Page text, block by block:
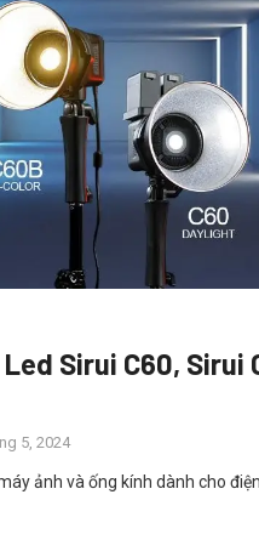
Sirui C60, Sirui
5, 2024
ảnh và ống kính dành cho điện